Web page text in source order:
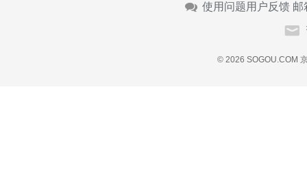
使用问题用户反馈 邮
© 2026 SOGOU.COM